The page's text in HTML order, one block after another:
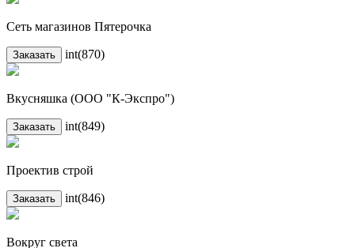
Сеть магазинов Пятерочка
Заказать int(870)
Вкусняшка (ООО "К-Экспро")
Заказать int(849)
Проектив строй
Заказать int(846)
Вокруг света